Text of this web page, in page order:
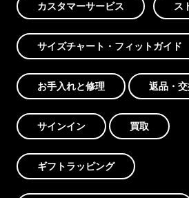
カスタマーサービス ス
サイズチャート・フィットガイド
お手入れと修理 返品・
サインイン 買取
ギフトラッピング